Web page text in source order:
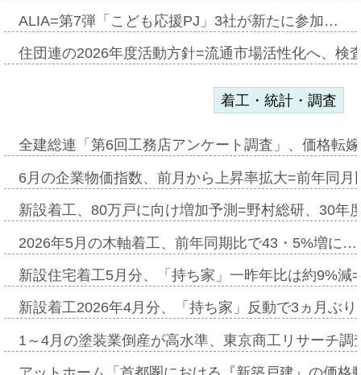
ALIA=第7弾「こども応援PJ」3社が新たに参加…
住団連の2026年度活動方針=流通市場活性化へ、検
着工・統計・調査
全建総連「第6回工務店アンケート調査」、価格転
6月の企業物価指数、前月から上昇率拡大=前年同
新設着工、80万戸に向け増加予測=野村総研、30年
2026年5月の木軸着工、前年同期比で43・5%増に…
新設住宅着工5月分、「持ち家」一昨年比は約9%
新設着工2026年4月分、「持ち家」反動で3ヵ月ぶ
1～4月の塗装業倒産が高水準、東京商工リサーチ